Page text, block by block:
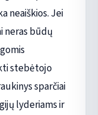
neaiškios. Jei
neras būdų
stebėtojo
sparčiai
lyderiams ir